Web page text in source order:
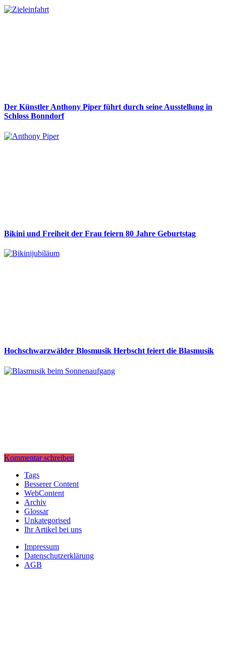
Der Künstler Anthony Piper führt durch seine Ausstellung in
Schloss Bonndorf
Bikini und Freiheit der Frau feiern 80 Jahre Geburtstag
Hochschwarzwälder Blosmusik Herbscht feiert die Blasmusik
Kommentar schreiben
Tags
Besserer Content
WebContent
Archiv
Glossar
Unkategorised
Ihr Artikel bei uns
Impressum
Datenschutzerklärung
AGB